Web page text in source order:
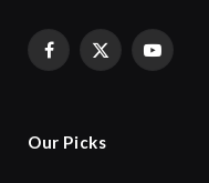
Facebook
X
YouTube
Our Picks